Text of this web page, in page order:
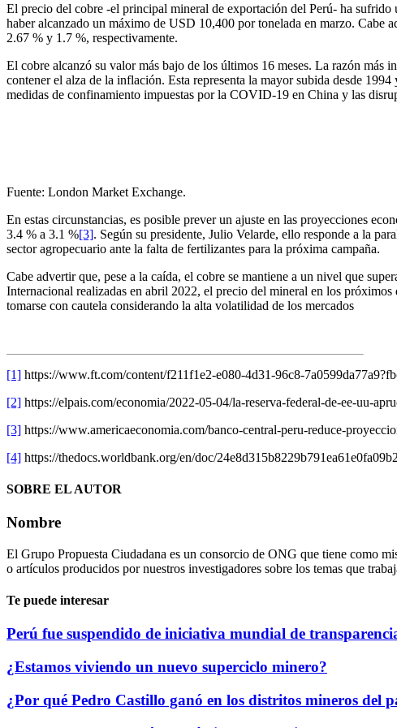
El precio del cobre -el principal mineral de exportación del Perú- ha
haber alcanzado un máximo de USD 10,400 por tonelada en marzo. Cabe
2.67 % y 1.7 %, respectivamente.
El cobre alcanzó su valor más bajo de los últimos 16 meses. La razón más
contener el alza de la inflación. Esta representa la mayor subida desde
medidas de confinamiento impuestas por la COVID-19 en China y las
Fuente: London Market Exchange.
En estas circunstancias, es posible prever un ajuste en las proyecciones
3.4 % a 3.1 %[3]. Según su presidente, Julio Velarde, ello responde a la
sector agropecuario ante la falta de fertilizantes para la próxima campaña.
Cabe advertir que, pese a la caída, el cobre se mantiene a un nivel que
Internacional realizadas en abril 2022, el precio del mineral en los
tomarse con cautela considerando la alta volatilidad de los mercados
[1] https://www.ft.com/content/f211f1e2-e080-4d31-96c8-
[2] https://elpais.com/economia/2022-05-04/la-reserva-federal-de-ee-uu-
[3] https://www.americaeconomia.com/banco-central-peru-reduce-
[4] https://thedocs.worldbank.org/en/doc/
SOBRE EL AUTOR
Nombre
El Grupo Propuesta Ciudadana es un consorcio de ONG que tiene como
o artículos producidos por nuestros investigadores sobre los temas que
Te puede interesar
Perú fue suspendido de iniciativa mundial de
¿Estamos viviendo un nuevo superciclo minero?
¿Por qué Pedro Castillo ganó en los distritos mineros del